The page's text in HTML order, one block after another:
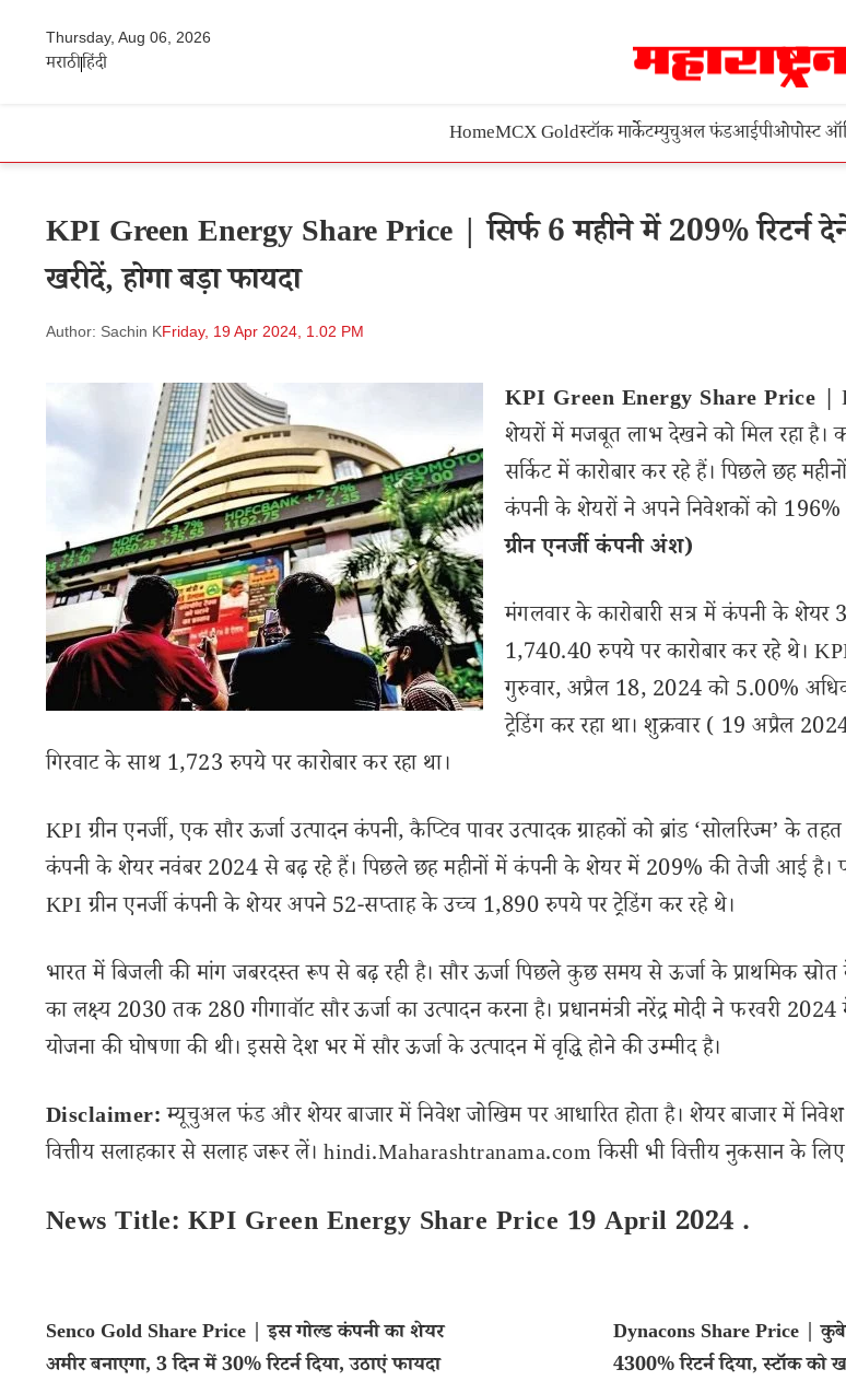
Thursday, Aug 06, 2026
मराठीहिंदी
HomeMCX Goldस्टॉक मार्केटम्युचुअल फंडआईपीओपोस्ट
KPI Green Energy Share Price | सिर्फ 6 महीने में 209% रिटर्न
खरीदें, होगा बड़ा फायदा
Author: Sachin KFriday, 19 Apr 2024, 1.02 PM
KPI Green Energy Share Price |
शेयरों में मजबूत लाभ देखने को मिल रहा
सर्किट में कारोबार कर रहे हैं। पिछले छह
कंपनी के शेयरों ने अपने निवेशकों को 196%
ग्रीन एनर्जी कंपनी अंश)
मंगलवार के कारोबारी सत्र में कंपनी के शेयर
1,740.40 रुपये पर कारोबार कर रहे थे। KPI
गुरुवार, अप्रैल 18, 2024 को 5.00%
ट्रेडिंग कर रहा था। शुक्रवार ( 19 अप्रैल
गिरवाट के साथ 1,723 रुपये पर कारोबार कर रहा था।
KPI ग्रीन एनर्जी, एक सौर ऊर्जा उत्पादन कंपनी, कैप्टिव पावर उत्पादक ग्राहकों को ब्रांड ‘सोलरिज्म’ के
कंपनी के शेयर नवंबर 2024 से बढ़ रहे हैं। पिछले छह महीनों में कंपनी के शेयर में 209% की तेजी आई है।
KPI ग्रीन एनर्जी कंपनी के शेयर अपने 52-सप्ताह के उच्च 1,890 रुपये पर ट्रेडिंग कर रहे थे।
भारत में बिजली की मांग जबरदस्त रूप से बढ़ रही है। सौर ऊर्जा पिछले कुछ समय से ऊर्जा के प्राथमिक
का लक्ष्य 2030 तक 280 गीगावॉट सौर ऊर्जा का उत्पादन करना है। प्रधानमंत्री नरेंद्र मोदी ने फरवरी
योजना की घोषणा की थी। इससे देश भर में सौर ऊर्जा के उत्पादन में वृद्धि होने की उम्मीद है।
Disclaimer:म्यूचुअल फंड और शेयर बाजार में निवेश जोखिम पर आधारित होता है। शेयर बाजार में
वित्तीय सलाहकार से सलाह जरूर लें। hindi.Maharashtranama.com किसी भी वित्तीय नुकसान के लिए
News Title: KPI Green Energy Share Price 19 April 2024 .
Senco Gold Share Price | इस गोल्ड कंपनी का शेयर
अमीर बनाएगा, 3 दिन में 30% रिटर्न दिया, उठाएं फायदा
Dynacons Share Price |
4300% रिटर्न दिया, स्टॉक को